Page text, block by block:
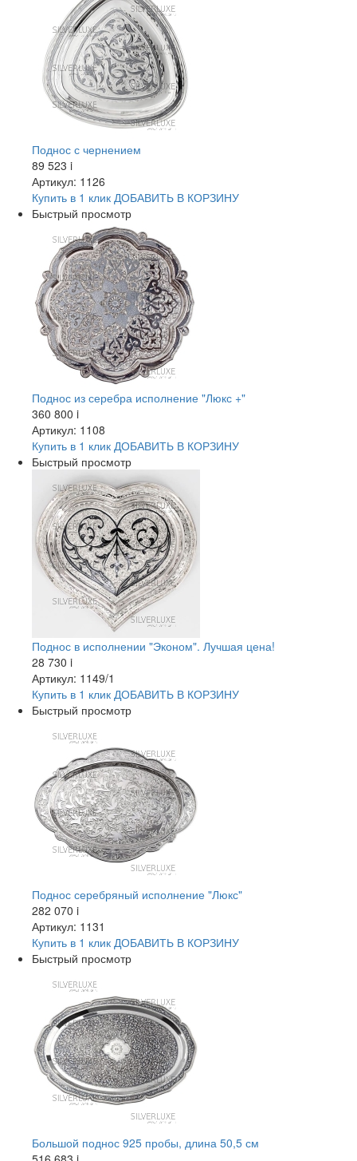
Поднос с чернением
89 523 i
Артикул: 1126
Купить в 1 клик ДОБАВИТЬ В КОРЗИНУ
Быстрый просмотр
Поднос из серебра исполнение "Люкс +"
360 800 i
Артикул: 1108
Купить в 1 клик ДОБАВИТЬ В КОРЗИНУ
Быстрый просмотр
Поднос в исполнении "Эконом". Лучшая цена!
28 730 i
Артикул: 1149/1
Купить в 1 клик ДОБАВИТЬ В КОРЗИНУ
Быстрый просмотр
Поднос серебряный исполнение "Люкс"
282 070 i
Артикул: 1131
Купить в 1 клик ДОБАВИТЬ В КОРЗИНУ
Быстрый просмотр
Большой поднос 925 пробы, длина 50,5 см